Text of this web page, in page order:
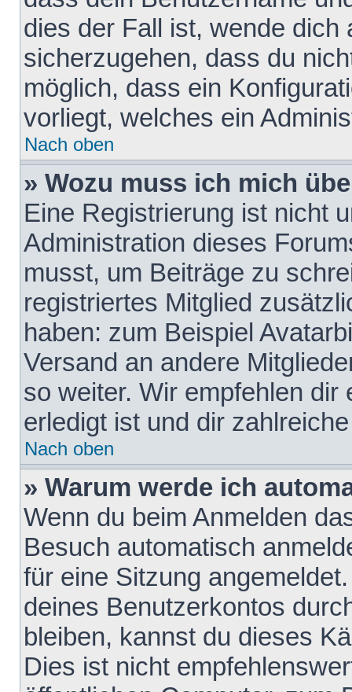
dies der Fall ist, wende dich
sicherzugehen, dass du
möglich, dass ein
vorliegt, welches ein
Nach oben
» Wozu muss ich mich
Eine Registrierung ist nicht
Administration dieses
musst, um Beiträge zu
registriertes Mitglied
haben: zum Beispiel
Versand an andere
so weiter. Wir empfehlen
erledigt ist und dir
Nach oben
» Warum werde ich
Wenn du beim Anmelden
Besuch automatisch
für eine Sitzung
deines Benutzerkontos
bleiben, kannst du dieses
Dies ist nicht